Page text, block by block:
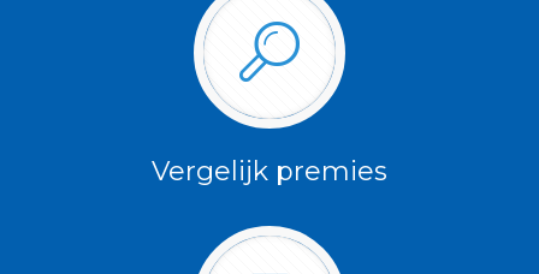
Vergelijk premies